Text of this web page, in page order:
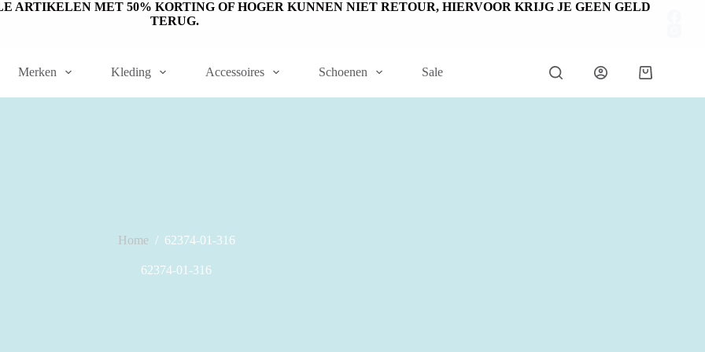
ARTIKELEN MET 50% KORTING OF HOGER KUNNEN NIET RETOUR, HIERVOOR KRIJG JE GEEN GELD
TERUG.
Merken Kleding Accessoires Schoenen Sale
Home / 62374-01-316
62374-01-316